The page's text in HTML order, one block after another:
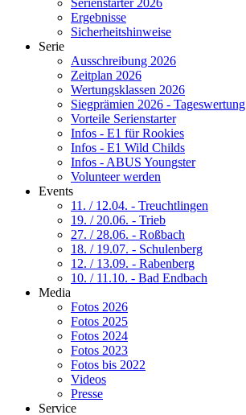
Ergebnisse
Sicherheitshinweise
Serie
Ausschreibung 2026
Zeitplan 2026
Wertungsklassen 2026
Siegprämien 2026 - Tageswertung
Vorteile Serienstarter
Infos - E1 für Rookies
Infos - E1 Wild Childs
Infos - ABUS Youngster
Volunteer werden
Events
11. / 12.04. - Treuchtlingen
19. / 20.06. - Trieb
27. / 28.06. - Roßbach
18. / 19.07. - Schulenberg
12. / 13.09. - Rabenberg
10. / 11.10. - Bad Endbach
Media
Fotos 2026
Fotos 2025
Fotos 2024
Fotos 2023
Fotos bis 2022
Videos
Presse
Service